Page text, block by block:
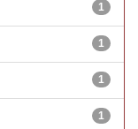
1
1
1
1